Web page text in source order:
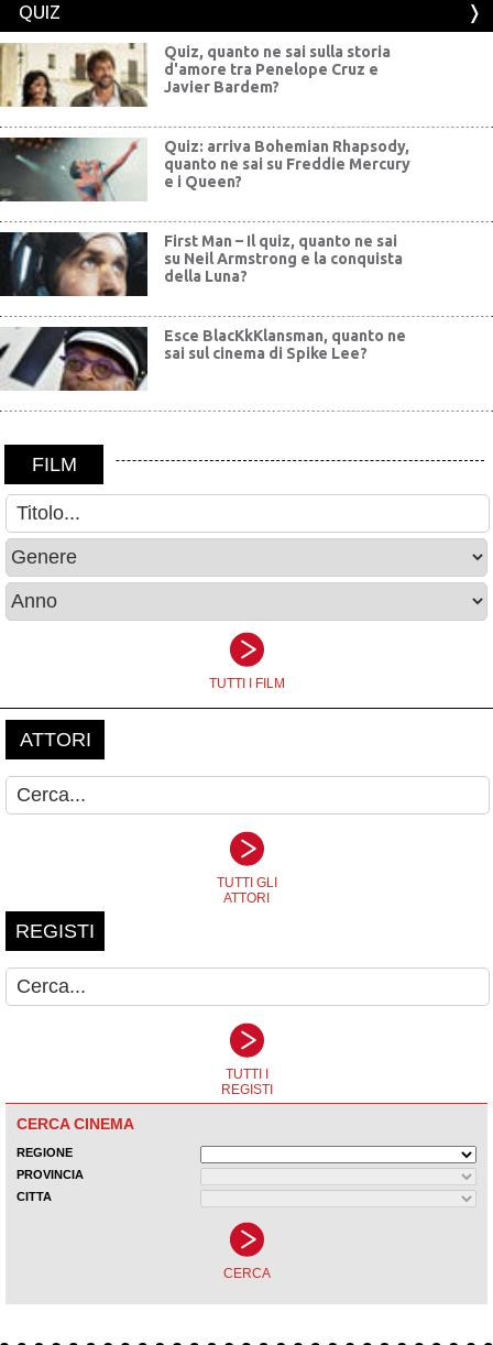
QUIZ
Quiz, quanto ne sai sulla storia
d'amore tra Penelope Cruz e
Javier Bardem?
Quiz: arriva Bohemian Rhapsody,
quanto ne sai su Freddie Mercury
e i Queen?
First Man – Il quiz, quanto ne sai
su Neil Armstrong e la conquista
della Luna?
Esce BlacKkKlansman, quanto ne
sai sul cinema di Spike Lee?